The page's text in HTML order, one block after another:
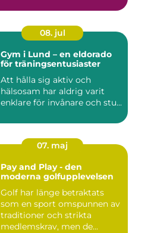
08. jul
Gym i Lund – en eldorado
för träningsentusiaster
Att hålla sig aktiv och
hälsosam har aldrig varit
enklare för invånare och stu...
07. maj
Pay and Play - den
moderna golfupplevelsen
Golf har länge betraktats
som en sport omspunnen av
traditioner och strikta
medlemskrav, men de...